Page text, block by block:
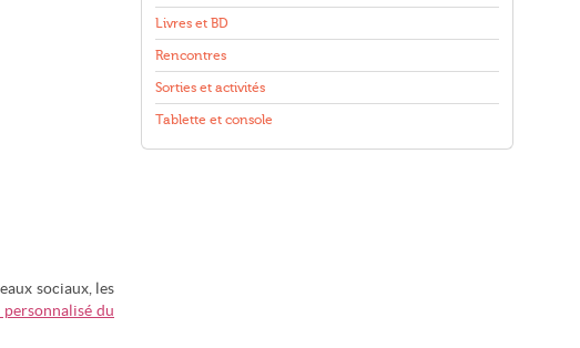
sociaux, les
personnalisé du
Livres et BD
Rencontres
Sorties et activités
Tablette et console